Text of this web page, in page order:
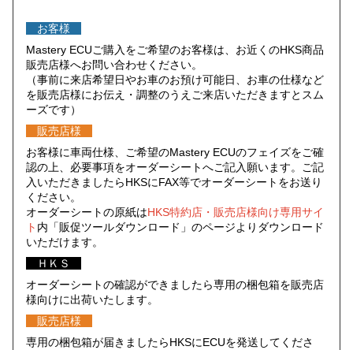
お客様
Mastery ECUご購入をご希望のお客様は、お近くのHKS商品
販売店様へお問い合わせください。
（事前に来店希望日やお車のお預け可能日、お車の仕様など
を販売店様にお伝え・調整のうえご来店いただきますとスム
ーズです）
販売店様
お客様に車両仕様、ご希望のMastery ECUのフェイズをご確
認の上、必要事項をオーダーシートへご記入願います。ご記
入いただきましたらHKSにFAX等でオーダーシートをお送り
ください。
オーダーシートの原紙はHKS特約店・販売店様向け専用サイ
ト 内「販促ツールダウンロード」のページよりダウンロード
いただけます。
ＨＫＳ
オーダーシートの確認ができましたら専用の梱包箱を販売店
様向けに出荷いたします。
販売店様
専用の梱包箱が届きましたらHKSにECUを発送してくださ